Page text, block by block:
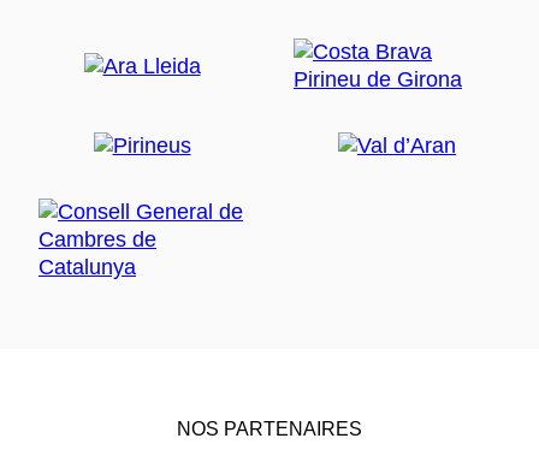
NOS PARTENAIRES